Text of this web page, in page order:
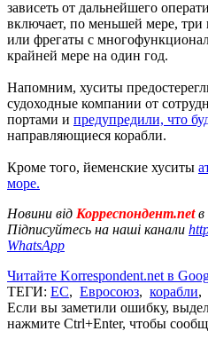
зависеть от дальнейшего
включает, по меньшей мере,
или фрегаты с
крайней мере на один год.
Напомним, хуситы
судоходные компании от
портами и предупредили, что
направляющиеся корабли.
Кроме того, йеменские хуситы
море.
Новини від Корреспондент.netв
Підписуйтесь на наші канали
WhatsApp
Читайте Korrespondent.net в
ТЕГИ: ЕС, Евросоюз, корабли,
Если вы заметили ошибку,
нажмите Ctrl+Enter, чтобы